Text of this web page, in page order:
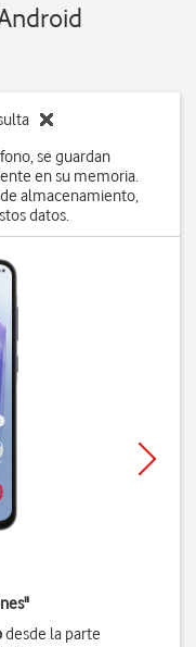
se guardan
en su memoria.
almacenamiento,
datos.
"
desde la parte